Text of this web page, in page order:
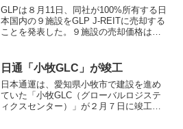
GLPは８月11日、同社が100%所有する日
本国内の９施設をGLP J-REITに売却する
ことを発表した。９施設の売却価格は、
7000平米となる。売却から得た...
日通「小牧GLC」が竣工
日本通運は、愛知県小牧市で建設を進め
ていた「小牧GLC（グローバルロジステ
ィクスセンター）」が２月７日に竣工し